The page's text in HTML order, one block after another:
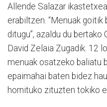
Allende Salazar
erabiltzen. “Menuak goitik
ditugu”, azaldu du bertako
David Zelaia Zugadik. 12
menuak osatzeko baliatu
epaimahai baten bidez
hornituko zituzten tokiko